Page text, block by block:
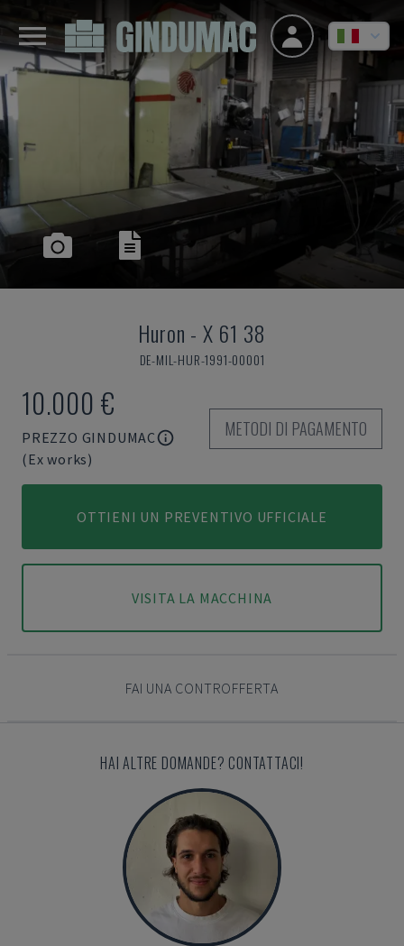
Huron - X 61 38
DE-MIL-HUR-1991-00001
10.000 €
PREZZO GINDUMAC
(Ex works)
METODI DI PAGAMENTO
OTTIENI UN PREVENTIVO UFFICIALE
VISITA LA MACCHINA
FAI UNA CONTROFFERTA
HAI ALTRE DOMANDE? CONTATTACI!